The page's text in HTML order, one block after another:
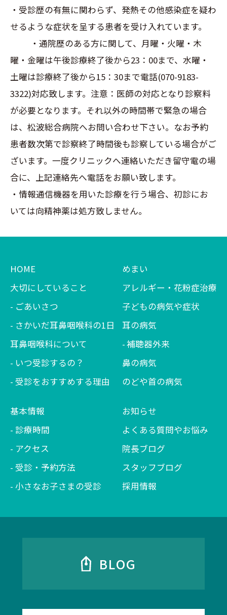
・受診歴の有無に関わらず、発熱その他感染症を疑わ
せるような症状を呈する患者を受け入れています。
・通院歴のある方に関して、月曜・火曜・木
曜・金曜は午後診療終了後から23：00まで、水曜・
土曜は診療終了後から15：30まで電話(070-9183-
3322)対応致します。注意：医師の対応となり診察料
が必要となります。それ以外の時間帯で緊急の場合
は、松波総合病院へお問い合わせ下さい。なお予約
患者数次第で診察終了時間後も診察している場合がご
ざいます。一度クリニックへ連絡いただき留守電の場
合に、上記連絡先へ電話をお願い致します。
・情報通信機器を用いた診療を行う場合、初診にお
いては向精神薬は処方致しません。
HOME
大切にしていること
ごあいさつ
さかいだ耳鼻咽喉科の1日
耳鼻咽喉科について
いつ受診するの？
受診をおすすめする理由
基本情報
診療時間
アクセス
受診・予約方法
小さなお子さまの受診
めまい
アレルギー・花粉症治療
子どもの病気や症状
耳の病気
補聴器外来
鼻の病気
のどや首の病気
お知らせ
よくある質問やお悩み
院長ブログ
スタッフブログ
採用情報
BLOG